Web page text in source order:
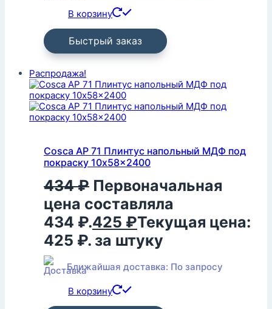
В корзину
Быстрый заказ
Распродажа!
Cosca AP 71 Плинтус напольный МДФ под
покраску 10x58x2400
434₽ Первоначальная
цена составляла
434 ₽.425 ₽Текущая цена:
425 ₽. за штуку
Ближайшая доставка: По запросу
В корзину